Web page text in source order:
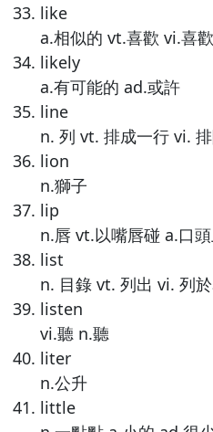
like
a.相似的 vt.喜歡 vi.喜
likely
a.有可能的 ad.或許
line
n. 列 vt. 排成一行 vi.
lion
n.獅子
lip
n.唇 vt.以嘴唇碰 a.口
list
n. 目錄 vt. 列出 vi. 列
listen
vi.聽 n.聽
liter
n.公升
little